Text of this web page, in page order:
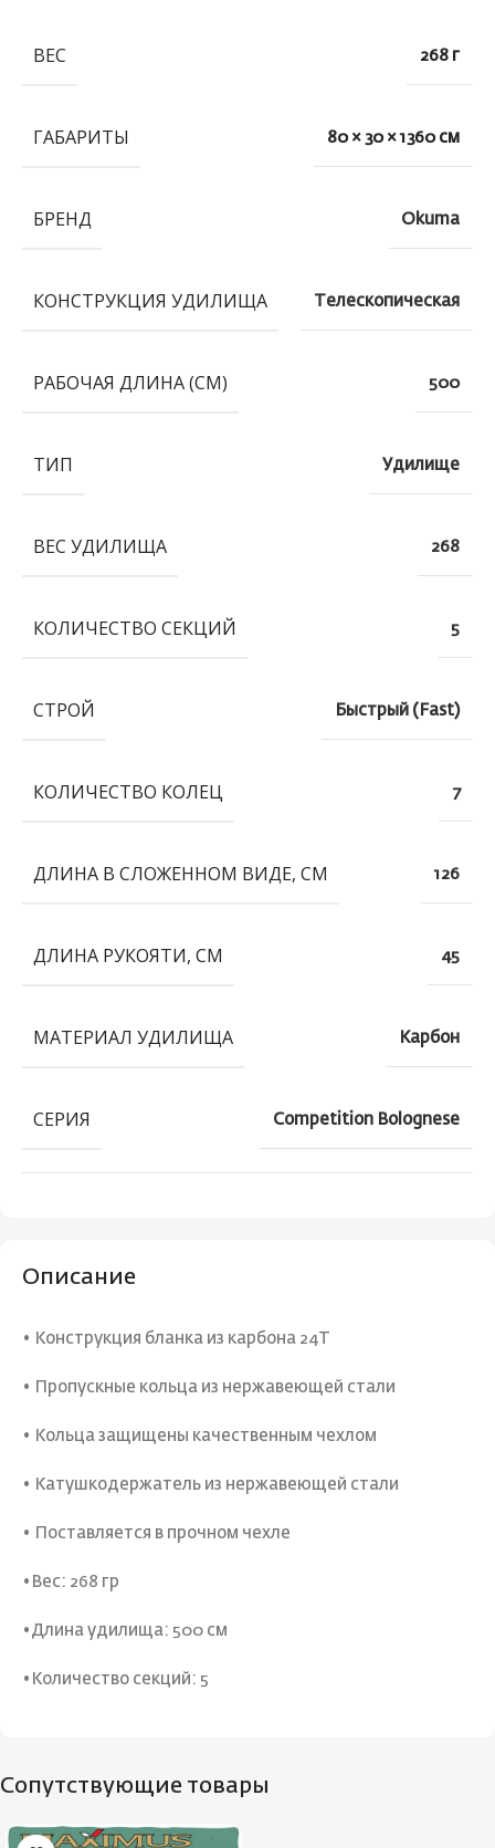
Описание
• Конструкция бланка из карбона 24T
• Пропускные кольца из нержавеющей стали
• Кольца защищены качественным чехлом
• Катушкодержатель из нержавеющей стали
• Поставляется в прочном чехле
•Вес: 268 гр
•Длина удилища: 500 см
•Количество секций: 5
ВЕС 268 г
ГАБАРИТЫ 80 × 30 × 1360 см
БРЕНД Okuma
КОНСТРУКЦИЯ УДИЛИЩА Телескопическая
РАБОЧАЯ ДЛИНА (СМ) 500
ТИП Удилище
ВЕС УДИЛИЩА 268
КОЛИЧЕСТВО СЕКЦИЙ 5
СТРОЙ Быстрый (Fast)
КОЛИЧЕСТВО КОЛЕЦ 7
ДЛИНА В СЛОЖЕННОМ ВИДЕ, СМ 126
ДЛИНА РУКОЯТИ, СМ 45
МАТЕРИАЛ УДИЛИЩА Карбон
СЕРИЯ Competition Bolognese
Сопутствующие товары